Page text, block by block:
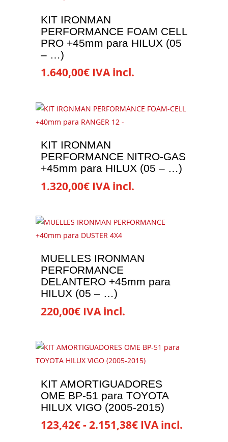
KIT IRONMAN
PERFORMANCE FOAM CELL
PRO +45mm para HILUX (05
– …)
1.640,00€ IVA incl.
KIT IRONMAN
PERFORMANCE NITRO-GAS
+45mm para HILUX (05 – …)
1.320,00€ IVA incl.
MUELLES IRONMAN
PERFORMANCE
DELANTERO +45mm para
HILUX (05 – …)
220,00€ IVA incl.
KIT AMORTIGUADORES
OME BP-51 para TOYOTA
HILUX VIGO (2005-2015)
123,42€-2.151,38€Rango
IVA incl.